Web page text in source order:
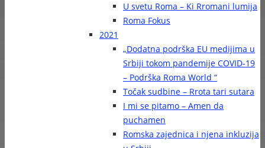
U svetu Roma – Ki Rromani lumija
Roma Fokus
2021
„Dodatna podrška EU medijima u
Srbiji tokom pandemije COVID-19
– Podrška Roma World “
Točak sudbine – Rrota tari sutara
I mi se pitamo – Amen da
puchamen
Romska zajednica i njena inkluzija